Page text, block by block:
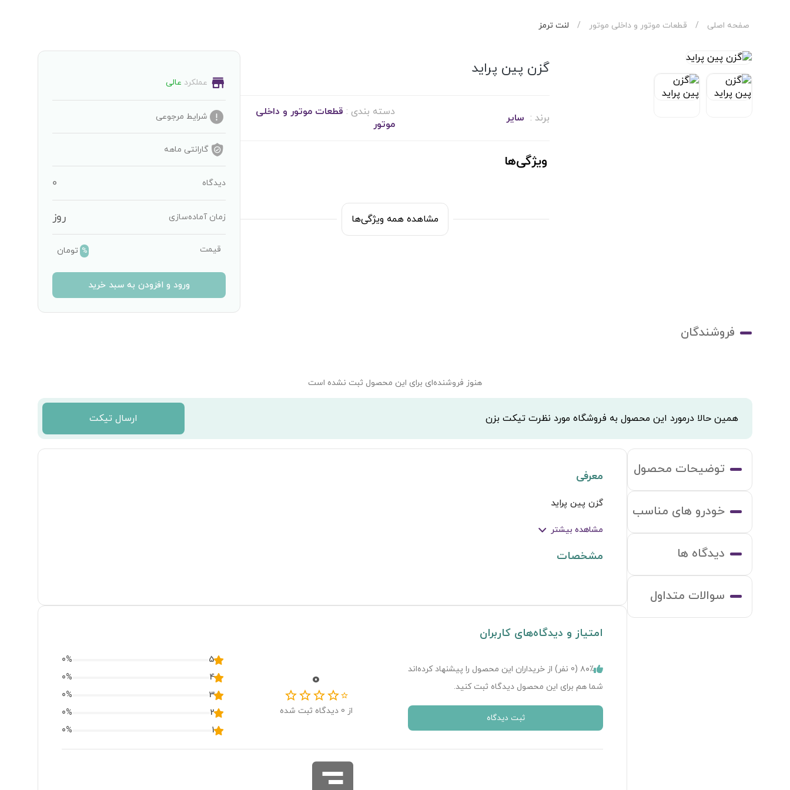
صفحه اصلی / قطعات موتور و داخلی موتور / لنت ترمز
گزن پین پراید
برند : سایر دسته بندی : قطعات موتور و داخلی
موتور
ویژگی‌ها
مشاهده همه ویژگی‌ها
عملکرد عالی
شرایط مرجوعی
گارانتی ماهه
دیدگاه 0
زمان آماده‌سازی روز
قیمت % تومان
ورود و افزودن به سبد خرید
فروشندگان
هنوز فروشنده‌ای برای این محصول ثبت نشده است
همین حالا درمورد این محصول به فروشگاه مورد نظرت تیکت بزن ارسال تیکت
توضیحات محصول
خودرو های مناسب
دیدگاه ها
سوالات متداول
معرفی
گزن پین پراید
مشاهده بیشتر
مشخصات
امتیاز و دیدگاه‌های کاربران
۸۰٪ ( 0 نفر) از خریداران این محصول را پیشنهاد کرده‌اند
شما هم برای این محصول دیدگاه ثبت کنید.
ثبت دیدگاه
0
از 0 دیدگاه ثبت شده
5
0%
4
0%
3
0%
2
0%
1
0%